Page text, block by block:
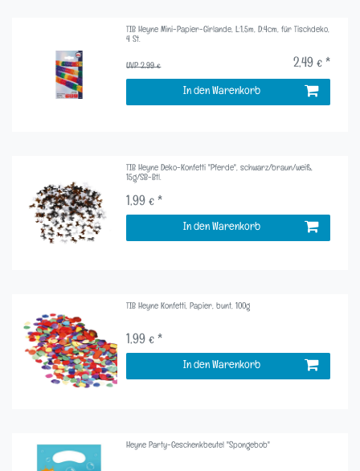
TIB Heyne Mini-Papier-Girlande, L:1,5m, D:4cm, für Tischdeko,
4 St.
UVP 2,99 € 2,49 € *
In den Warenkorb
TIB Heyne Deko-Konfetti "Pferde", schwarz/braun/weiß,
15g/SB-Btl.
1,99 € *
In den Warenkorb
TIB Heyne Konfetti, Papier, bunt, 100g
1,99 € *
In den Warenkorb
Heyne Party-Geschenkbeutel "Spongebob"